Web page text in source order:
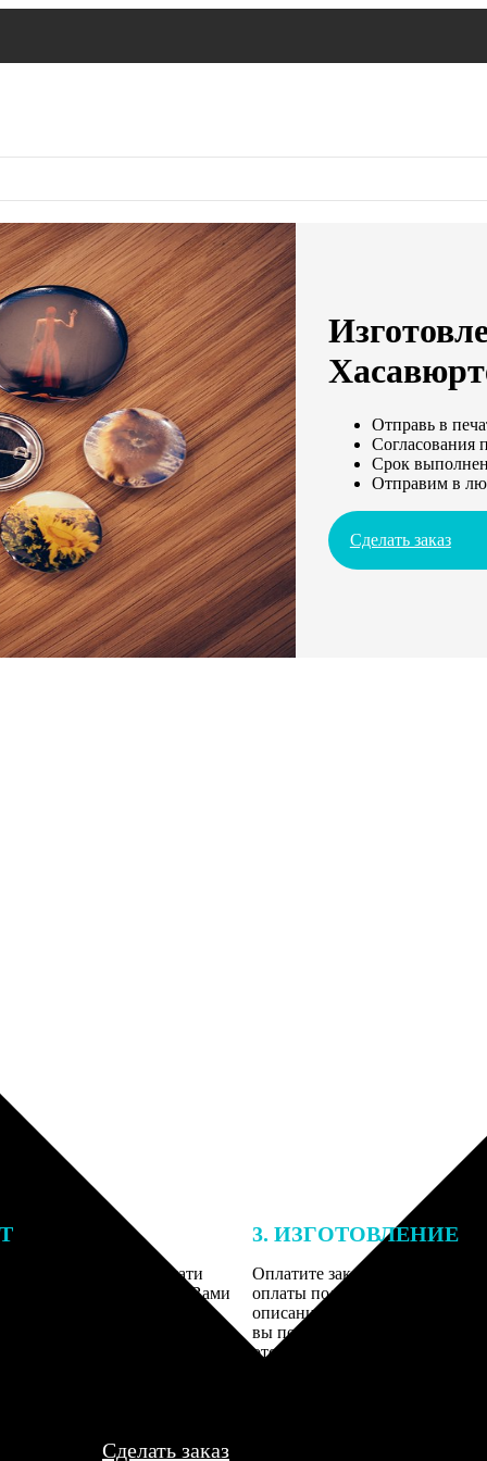
Отправь в
Согласования
Срок
Отправим в
Сделать заказ
заказа к печати
могут связаться с Вами
3. ИЗГОТОВЛЕНИЕ
Оплатите заказ банковской
оплаты получите
описанием заказа. Когда
вы получите письмо с трек-
отслеживания.
Сделать заказ